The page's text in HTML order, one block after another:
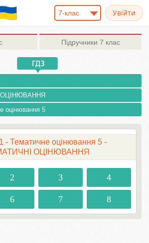
7-клас
Підручники 7 клас
оцінювання 5
- Тематичне оцінювання 5 -
ОЦІНЮВАННЯ
2 3 4
6 7 8